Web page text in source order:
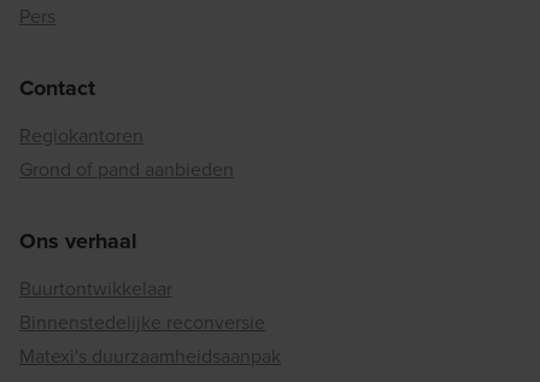
Pers
Contact
Regiokantoren
Grond of pand aanbieden
Ons verhaal
Buurtontwikkelaar
Binnenstedelijke reconversie
Matexi's duurzaamheidsaanpak